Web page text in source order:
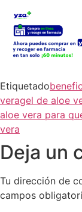
Etiquetado
veragel de aloe
aloe vera para
vera
Deja un
Tu dirección de
campos